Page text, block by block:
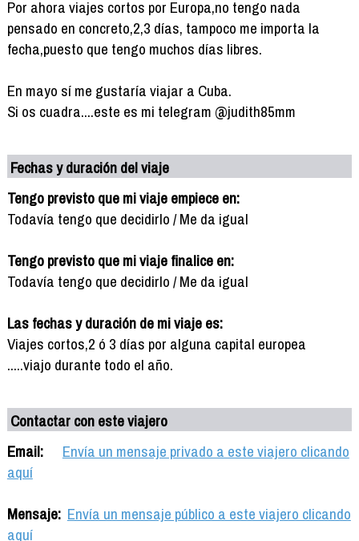
Por ahora viajes cortos por Europa,no tengo nada
pensado en concreto,2,3 días, tampoco me importa la
fecha,puesto que tengo muchos días libres.
En mayo sí me gustaría viajar a Cuba.
Si os cuadra....este es mi telegram @judith85mm
Fechas y duración del viaje
Tengo previsto que mi viaje empiece en:
Todavía tengo que decidirlo / Me da igual
Tengo previsto que mi viaje finalice en:
Todavía tengo que decidirlo / Me da igual
Las fechas y duración de mi viaje es:
Viajes cortos,2 ó 3 días por alguna capital europea
.....viajo durante todo el año.
Contactar con este viajero
Email:
Envía un mensaje privado a este viajero clicando
aquí
Mensaje: Envía un mensaje público a este viajero clicando
aquí